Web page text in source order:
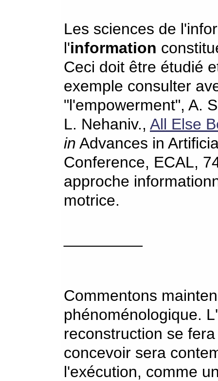
Les sciences de
l'information
Ceci doit être étudié
exemple consulter
"l'empowerment", A.
L. Nehaniv., All Else
in Advances in
Conference, ECAL,
approche
motrice.
Commentons
phénoménologique.
reconstruction se
concevoir sera
l'exécution, comme